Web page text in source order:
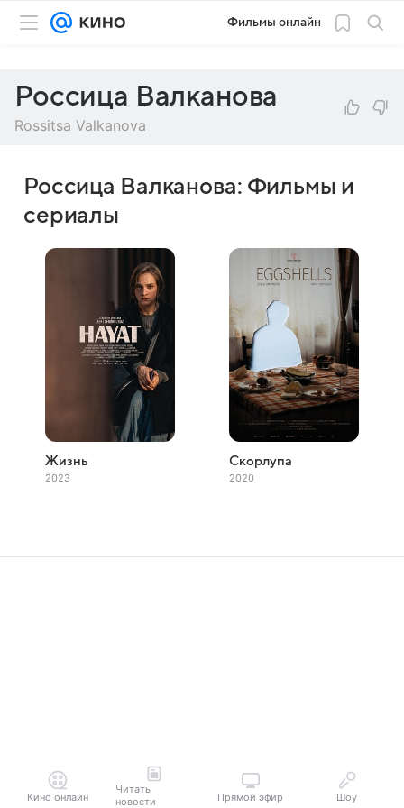
Фильмы онлайн
Россица Валканова
Rossitsa Valkanova
Россица Валканова: Фильмы и
сериалы
Жизнь
2023
Скорлупа
2020
Кино онлайн
Читать
новости
Прямой эфир Шоу